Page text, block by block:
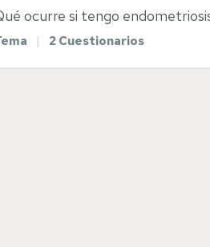
Diapositivas Síndrome de ovarios
Hipotiroidismo
ocurre si tengo
| 2 Cuestionarios